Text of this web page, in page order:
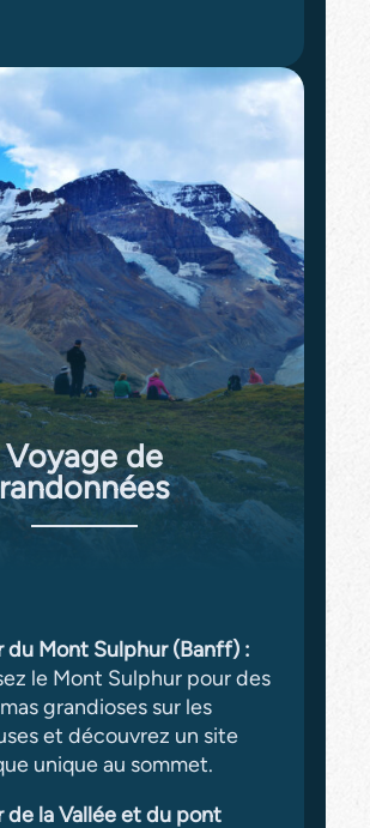
Voyage de
randonnées
du Mont Sulphur (Banff) :
le Mont Sulphur pour des
grandioses sur les
et découvrez un site
unique au sommet.
de la Vallée et du pont